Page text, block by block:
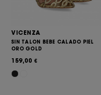
VICENZA
SIN TALON BEBE CALADO PIEL
ORO GOLD
159,00 €